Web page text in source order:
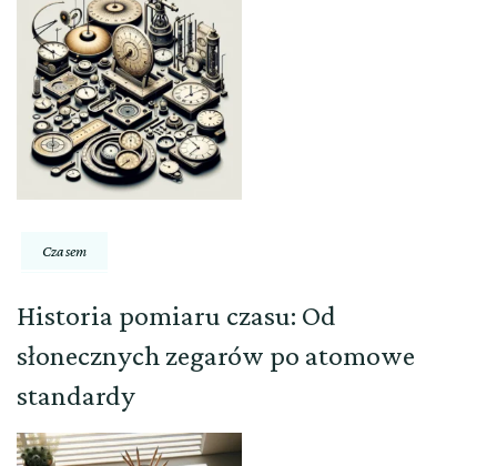
Czasem
Historia pomiaru czasu: Od
słonecznych zegarów po atomowe
standardy